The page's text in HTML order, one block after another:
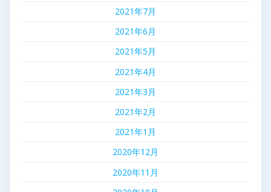
2021年7月
2021年6月
2021年5月
2021年4月
2021年3月
2021年2月
2021年1月
2020年12月
2020年11月